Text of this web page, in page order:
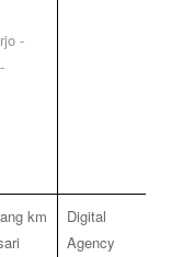
-
km
Digital
Agency